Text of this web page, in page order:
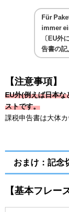
Für
immer
〔EU外
告書の記
【注意事項】
EU外(例えば日本な
ストです。
課税申告書は大体
おまけ：記念
【基本フレー